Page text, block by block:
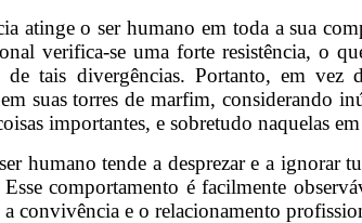
atinge o ser humano em toda a sua
verifica-se uma forte resistência, o
de tais divergências. Portanto, em vez
em suas torres de marfim, considerando
importantes, e sobretudo naquelas
humano tende a desprezar e a ignorar
comportamento é facilmente
a convivência e o relacionamento